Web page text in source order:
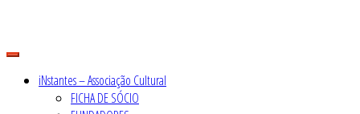
content
iNstantes – Associação Cultural
FICHA DE SÓCIO